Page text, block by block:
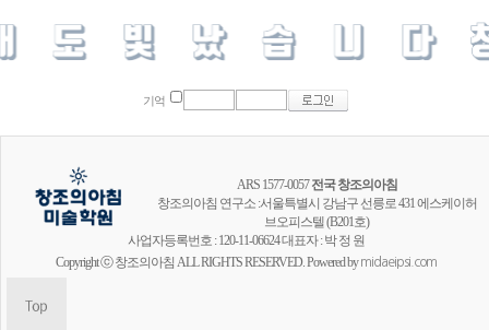
기억
ARS 1577-0057전국 창조의아침
창조의아침 연구소 :서울특별시 강남구 선릉로 431 에스케이허
브오피스텔 (B201호)
사업자등록번호 : 120-11-06624 대표자 : 박 정 원
Copyright ⓒ 창조의아침 ALL RIGHTS RESERVED. Powered bymidaeipsi.com